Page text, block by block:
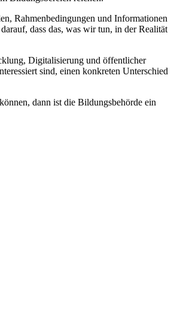
Rahmenbedingungen und Informationen
dass das, was wir tun, in der Realität
Digitalisierung und öffentlicher
sind, einen konkreten Unterschied
dann ist die Bildungsbehörde ein